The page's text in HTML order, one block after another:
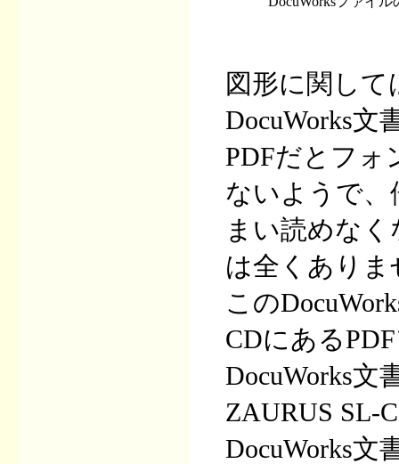
図形に関し
DocuWorks文
PDFだとフォ
ないようで、
まい読めなく
は全くありま
この
CDにある
DocuWorks文
ZAURUS SL-
DocuWorks文